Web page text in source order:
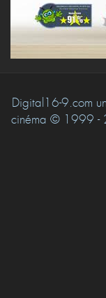
Digital16-9.com
cinéma © 1999 -